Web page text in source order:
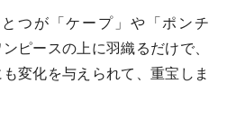
つが「ケープ」や「ポンチ
ピースの上に羽織るだけで、
変化を与えられて、重宝しま